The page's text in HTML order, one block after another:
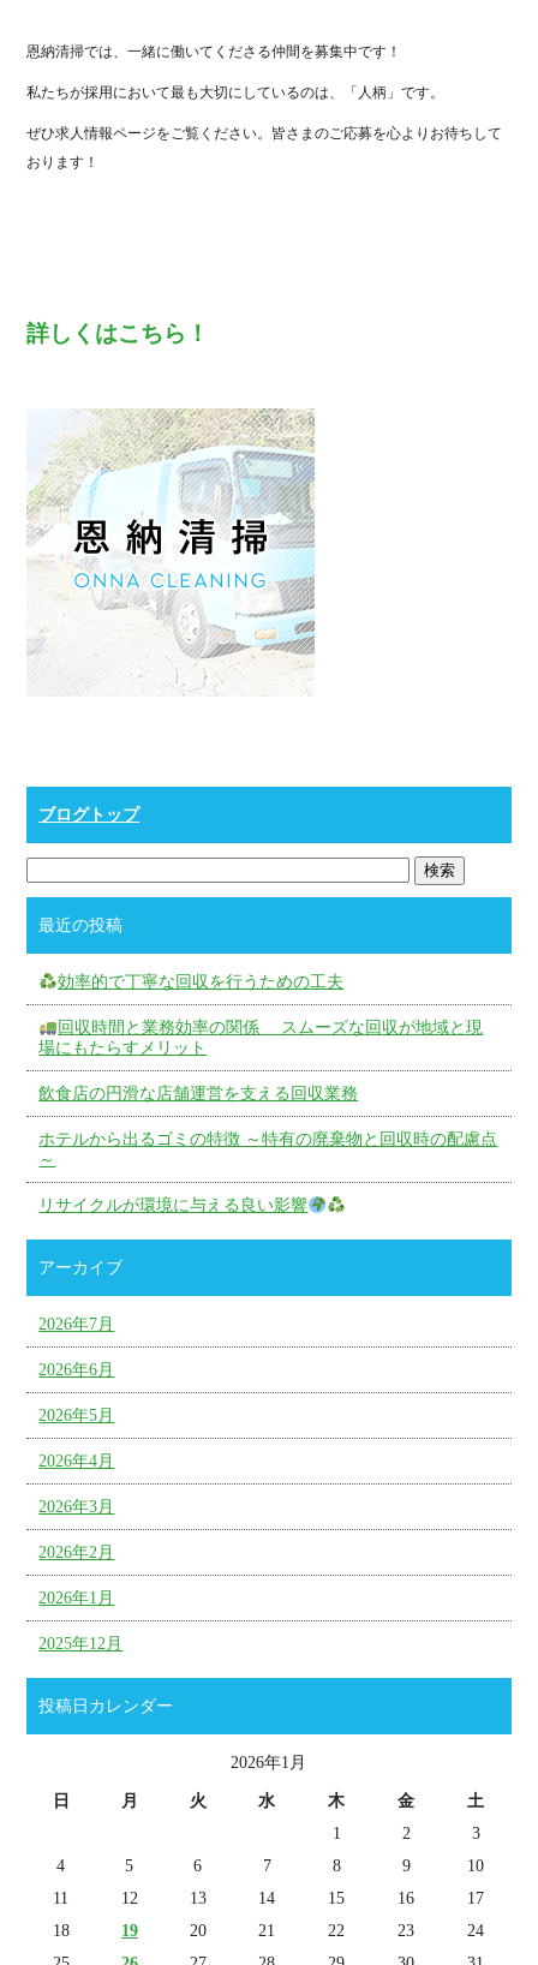
恩納清掃では、一緒に働いてくださる仲間を募集中です！
私たちが採用において最も大切にしているのは、「人柄」です。
ぜひ求人情報ページをご覧ください。皆さまのご応募を心よりお待ちして
おります！
詳しくはこちら！
ブログトップ
最近の投稿
効率的で丁寧な回収を行うための工夫
回収時間と業務効率の関係 スムーズな回収が地域と現
場にもたらすメリット
飲食店の円滑な店舗運営を支える回収業務
ホテルから出るゴミの特徴 ～特有の廃棄物と回収時の配慮点
～
リサイクルが環境に与える良い影響
アーカイブ
2026年7月
2026年6月
2026年5月
2026年4月
2026年3月
2026年2月
2026年1月
2025年12月
投稿日カレンダー
2026年1月
日 月 火 水 木 金
土
1
2
3
4
5 6 7 8 9
10
11
12 13 14 15 16
17
18
19 20 21 22 23
24